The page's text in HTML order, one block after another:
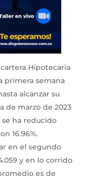
Hipotecaria
primera semana
alcanzar su
de marzo de 2023
se ha reducido
16.96%.
en el segundo
y en lo corrido
es de